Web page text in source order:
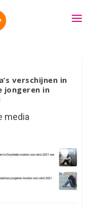
verschijnen in
jongeren in
media